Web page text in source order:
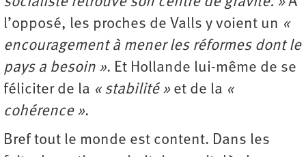
l’opposé, les proches de Valls y voient un «
encouragement à mener les réformes dont le
pays a besoin ». Et Hollande lui-même de se
féliciter de la « stabilité » et de la «
cohérence ».
Bref tout le monde est content. Dans les